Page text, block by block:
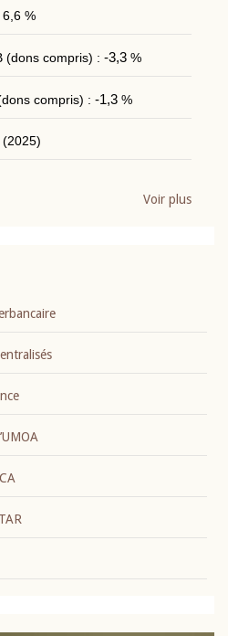
%
(dons compris) : -3,3%
compris) : -1,3%
(2025)
Voir plus